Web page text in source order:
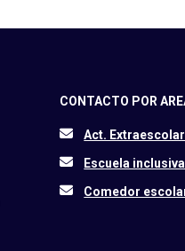
CONTACTO POR
Act.
Escuela inclusiva
Comedor